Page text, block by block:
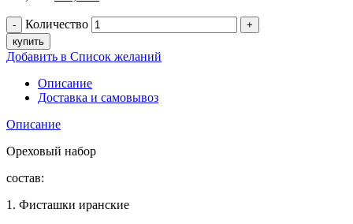
Количество
купить
Добавить в Список желаний
Описание
Доставка и самовывоз
Описание
Ореховый набор
состав:
1. Фисташки иранские